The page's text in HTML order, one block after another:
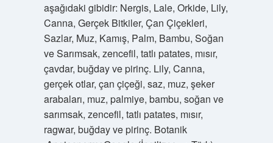
aşağıdaki gibidir: Nergis, Lale, Orkide, Lily,
Canna, Gerçek Bitkiler, Çan Çiçekleri,
Sazlar, Muz, Kamış, Palm, Bambu, Soğan
ve Sarımsak, zencefil, tatlı patates, mısır,
çavdar, buğday ve pirinç. Lily, Canna,
gerçek otlar, çan çiçeği, saz, muz, şeker
arabaları, muz, palmiye, bambu, soğan ve
sarımsak, zencefil, tatlı patates, mısır,
ragwar, buğday ve pirinç. Botanik